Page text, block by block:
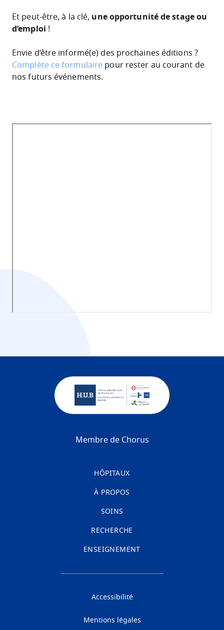
Et peut-être, à la clé, une opportunité de stage ou
d’emploi !
Envie d’être informé(e) des prochaines éditions ?
Complète ce formulaire pour rester au courant de
nos futurs événements.
Membre de Chorus
HÔPITAUX
À PROPOS
SOINS
RECHERCHE
ENSEIGNEMENT
Accessibilité
Mentions légales